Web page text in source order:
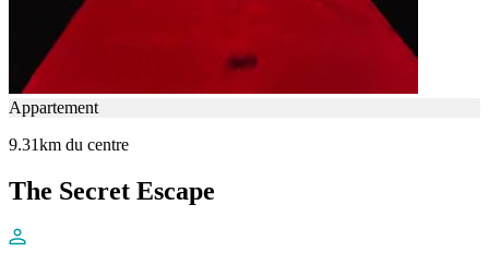
Appartement
9.31km du centre
The Secret Escape